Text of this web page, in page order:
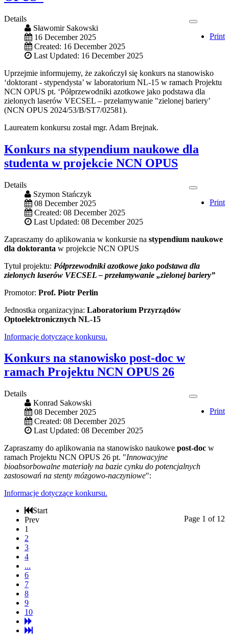
Print
Details
Sławomir Sakowski
16 December 2025
Created: 16 December 2025
Last Updated: 16 December 2025
Uprzejmie informujemy, że zakończył się konkurs na stanowisko
‘doktorant - stypendysta’ w laboratorium NL-15 w ramach Projektu
NCN OPUS pt. ‘Półprzewodniki azotkowe jako podstawa dla
zielonych laserów VECSEL – przełamywanie "zielonej bariery’
(NCN OPUS 2024/53/B/ST7/02581).
Laureatem konkursu został mgr. Adam Brejnak.
Konkurs na stypendium naukowe dla
studenta w projekcie NCN OPUS
Print
Details
Szymon Stańczyk
08 December 2025
Created: 08 December 2025
Last Updated: 08 December 2025
Zapraszamy do aplikowania w konkursie na stypendium naukowe
dla doktoranta w projekcie NCN OPUS
Tytuł projektu: Półprzewodniki azotkowe jako podstawa dla
zielonych laserów VECSEL – przełamywanie „zielonej bariery”
Promotor: Prof. Piotr Perlin
Jednostka organizacyjna: Laboratorium Przyrządów
Optoelektronicznych NL-15
Informacje dotyczące konkursu.
Konkurs na stanowisko post-doc w
ramach Projektu NCN OPUS 26
Print
Details
Konrad Sakowski
08 December 2025
Created: 08 December 2025
Last Updated: 08 December 2025
Zapraszamy do aplikowania na stanowisko naukowe post-doc w
ramach Projektu NCN OPUS 26 pt. "Innowacyjne
bioabsorbowalne materiały na bazie cynku do potencjalnych
zastosowań na stenty mózgowo-naczyniowe":
Informacje dotyczące konkursu.
Page 1 of 12
Start
Prev
1
2
3
4
...
6
7
8
9
10